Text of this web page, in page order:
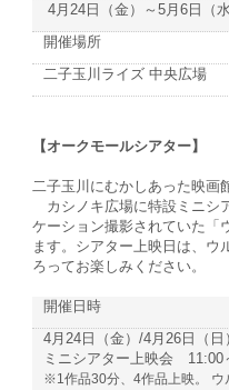
4月24日（金）～5月6日（
開催場所
二子玉川ライズ 中央広場
【オークモールシアター】
二子玉川にむかしあった映画
カシノキ広場に特設ミニシ
ケーション撮影されていた「
ます。シアター上映日は、
ろってお楽しみください。
開催日時
4月24日（金）/4月26日（日
ミニシアター上映会 11:00
※1作品30分、4作品上映。